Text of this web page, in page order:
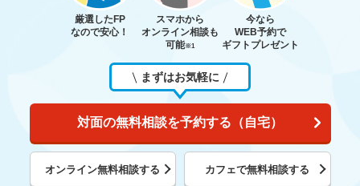
厳選したFP
なので安心！
スマホから
オンライン相談も
可能※1
今なら
WEB予約で
ギフトプレゼント
まずはお気軽に
対面の無料相談を予約する（自宅）
オンライン無料相談する カフェで無料相談する